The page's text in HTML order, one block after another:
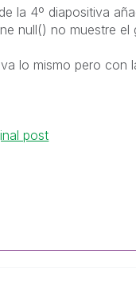
la 4º diapositiva
null() no muestre
lo mismo pero con
post